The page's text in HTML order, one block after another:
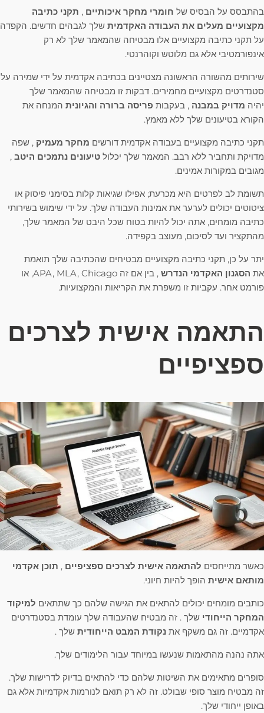
בהתבסס על הבסיס של חומרי מחקר איכותיים , תקני כתיבה
מקצועיים מעלים את העבודה האקדמית שלך לגבהים חדשים. הקפדה
על תקני כתיבה מקצועיים אלו מבטיחה שהמאמר שלך לא רק
אינפורמטיבי אלא גם מלוטש וקוהרנטי.
שירותים מהשורה הראשונה מצטיינים בכתיבה אקדמית על ידי שמירה על
סטנדרטים מקצועיים מחמירים. דבקות זו מבטיחה שהמאמר שלך
יהיה מדויק במבנה , בעקבות פריסה ברורה והגיונית המנחה את
הקורא בטיעונים שלך ללא מאמץ.
תקני כתיבה מקצועיים בעבודה אקדמית דורשים מחקר מעמיק , שפה
מדויקת ותחביר ללא רבב. המאמר שלך יכלול טיעונים נתמכים היטב ,
מגובים במקורות אמינים.
תשומת לב לפרטים היא מכרעת; אפילו שגיאות קלות בסימני פיסוק או
ציטוטים יכולים לערער את אמינות העבודה שלך. על ידי שימוש בשירותי
כתיבה מומחים, אתה יכול להיות בטוח שכל היבט של המאמר שלך,
מהתקציר ועד לסיכום, מעוצב בקפידה.
יתר על כן, תקני כתיבה מקצועיים מבטיחים שהכתיבה שלך תואמת
את הסגנון האקדמי הנדרש
, בין אם זה APA, MLA, Chicago, או
פורמט אחר. עקביות זו משפרת את הקריאות והמקצועיות.
התאמה אישית לצרכים
ספציפיים
כאשר מתייחסים להתאמה אישית לצרכים ספציפיים , תוכן אקדמי
מותאם אישית הופך להיות חיוני.
כותבים מומחים יכולים להתאים את הגישה שלהם כך שתתאים למיקוד
המחקר הייחודי שלך . זה מבטיח שהעבודה שלך עומדת בסטנדרטים
אקדמיים. זה גם משקף את נקודת המבט הייחודית שלך .
אתה נהנה מהתאמות שנעשו במיוחד עבור הלימודים שלך.
סופרים מתאימים את השיטות שלהם כדי להתאים בדיוק לדרישות שלך.
זה מבטיח מוצר סופי שבולט. זה לא רק תואם לנורמות אקדמיות אלא גם
באופן ייחודי שלך.